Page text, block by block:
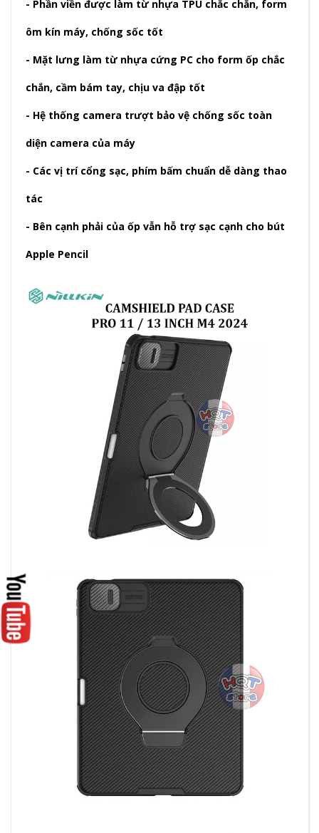
- Phần viền được làm từ nhựa TPU chắc chắn, form
ôm kín máy, chống sốc tốt
- Mặt lưng làm từ nhựa cứng PC cho form ốp chắc
chắn, cầm bám tay, chịu va đập tốt
- Hệ thống camera trượt bảo vệ chống sốc toàn
diện camera của máy
- Các vị trí cổng sạc, phím bấm chuẩn dễ dàng thao
tác
- Bên cạnh phải của ốp vẫn hỗ trợ sạc cạnh cho bút
Apple Pencil